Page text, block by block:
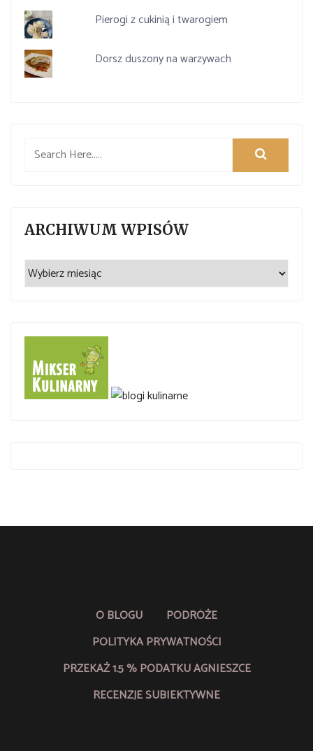
Pierogi z cukinią i twarogiem
Dorsz duszony na warzywach
ARCHIWUM WPISÓW
Archiwum
wpisów
O BLOGU
PODRÓŻE
POLITYKA PRYWATNOŚCI
PRZEKAŻ 1.5 % PODATKU AGNIESZCE
RECENZJE SUBIEKTYWNE